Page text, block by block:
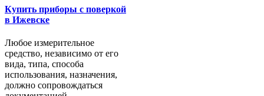
Купить приборы с поверкой
в Ижевске
Любое измерительное
средство, независимо от его
вида, типа, способа
использования, назначения,
должно сопровождаться